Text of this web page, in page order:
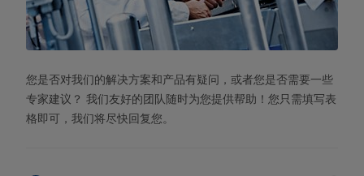
您是否对我们的解决方案和产品有疑问，或者您是否需要一些
专家建议？ 我们友好的团队随时为您提供帮助！您只需填写表
格即可，我们将尽快回复您。